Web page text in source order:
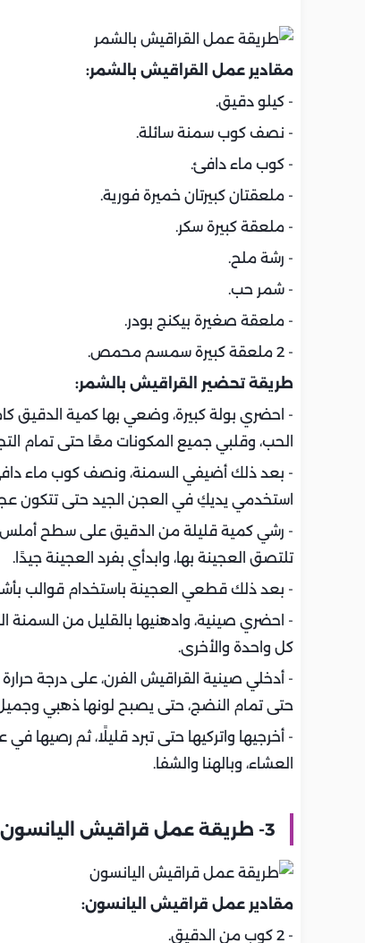
مقادير عمل القراقيش بالشمر:
- كيلو دقيق.
- نصف كوب سمنة سائلة.
- كوب ماء دافئ.
- ملعقتان كبيرتان خميرة فورية.
- ملعقة كبيرة سكر.
- رشة ملح.
- شمر حب.
- ملعقة صغيرة بيكنج بودر.
- 2 ملعقة كبيرة سمسم محمص.
طريقة تحضير القراقيش بالشمر:
- احضري بولة كبيرة، وضعي بها كمية الدقيق
الحب، وقلبي جميع المكونات معًا حتى تمام
- بعد ذلك أضيفي السمنة، ونصف كوب ماء
استخدمي يديكِ في العجن الجيد حتى تتكون
- رشي كمية قليلة من الدقيق على سطح أملس،
تلتصق العجينة بها، وابدأي بفرد العجينة جيدًا.
- بعد ذلك قطعي العجينة باستخدام قوالب
- احضري صينية، وادهنيها بالقليل من
كل واحدة والأخرى.
حتى تمام النضج، حتى يصبح لونها ذهبي
- أخرجيها واتركيها حتى تبرد قليلًا، ثم رصيها
العشاء، وبالهنا والشفا.
3- طريقة عمل قراقيش اليانسون بطريقة جديدة:
مقادير عمل قراقيش اليانسون:
- 2 كوب من الدقيق.